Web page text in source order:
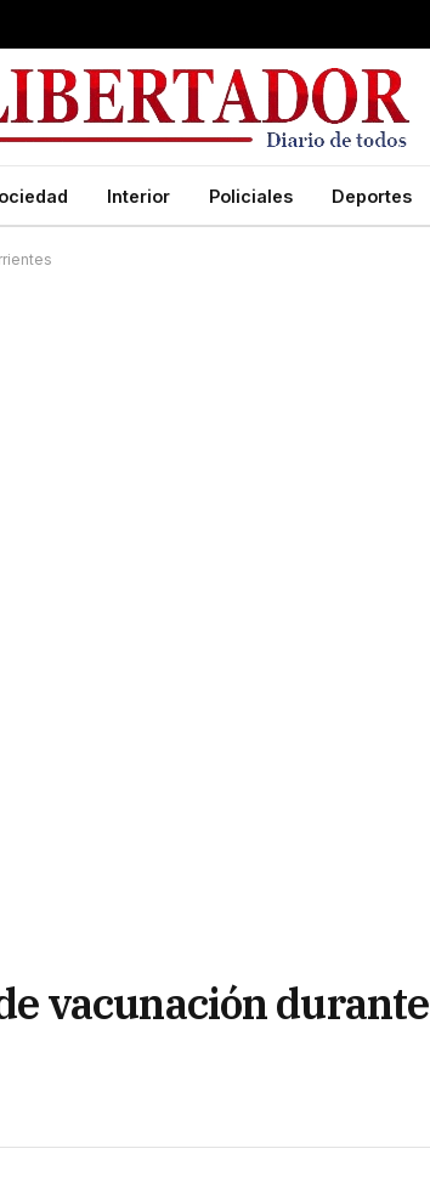
Interior Policiales Deportes
vacunación durante